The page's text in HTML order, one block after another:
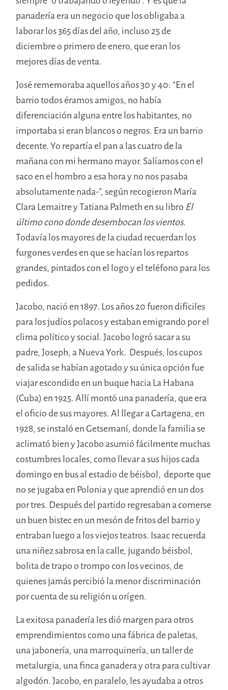
panadería era un negocio que los obligaba a
laborar los 365 días del año, incluso 25 de
diciembre o primero de enero, que eran los
mejores días de venta.
José rememoraba aquellos años 30 y 40: “En el
barrio todos éramos amigos, no había
diferenciación alguna entre los habitantes, no
importaba si eran blancos o negros. Era un barrio
decente. Yo repartía el pan a las cuatro de la
mañana con mi hermano mayor. Salíamos con el
saco en el hombro a esa hora y no nos pasaba
absolutamente nada-”, según recogieron María
Clara Lemaitre y Tatiana Palmeth en su libro El
último cono donde desembocan los vientos.
Todavía los mayores de la ciudad recuerdan los
furgones verdes en que se hacían los repartos
grandes, pintados con el logo y el teléfono para los
pedidos.
Jacobo, nació en 1897. Los años 20 fueron difíciles
para los judíos polacos y estaban emigrando por el
clima político y social. Jacobo logró sacar a su
padre, Joseph, a Nueva York. Después, los cupos
de salida se habían agotado y su única opción fue
viajar escondido en un buque hacia La Habana
(Cuba) en 1925. Allí montó una panadería, que era
el oficio de sus mayores. Al llegar a Cartagena, en
1928, se instaló en Getsemaní, donde la familia se
aclimató bien y Jacobo asumió fácilmente muchas
costumbres locales, como llevar a sus hijos cada
domingo en bus al estadio de béisbol, deporte que
no se jugaba en Polonia y que aprendió en un dos
por tres. Después del partido regresaban a comerse
un buen bistec en un mesón de fritos del barrio y
entraban luego a los viejos teatros. Isaac recuerda
una niñez sabrosa en la calle, jugando béisbol,
bolita de trapo o trompo con los vecinos, de
quienes jamás percibió la menor discriminación
por cuenta de su religión u orígen.
La exitosa panadería les dió margen para otros
emprendimientos como una fábrica de paletas,
una jabonería, una marroquinería, un taller de
metalurgia, una finca ganadera y otra para cultivar
algodón. Jacobo, en paralelo, les ayudaba a otros